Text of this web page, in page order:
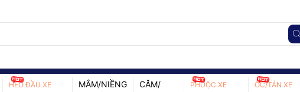
HEO ĐẦU XE
MÂM/NIỀNG
CĂM/
PHUỘC XE
ỐC/TÁN XE